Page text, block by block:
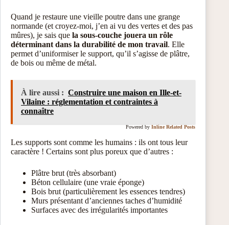
Quand je restaure une vieille poutre dans une grange
normande (et croyez-moi, j’en ai vu des vertes et des pas
mûres), je sais que la sous-couche jouera un rôle
déterminant dans la durabilité de mon travail. Elle
permet d’uniformiser le support, qu’il s’agisse de plâtre,
de bois ou même de métal.
À lire aussi : Construire une maison en Ille-et-
Vilaine : réglementation et contraintes à
connaître
Powered by Inline Related Posts
Les supports sont comme les humains : ils ont tous leur
caractère ! Certains sont plus poreux que d’autres :
Plâtre brut (très absorbant)
Béton cellulaire (une vraie éponge)
Bois brut (particulièrement les essences tendres)
Murs présentant d’anciennes taches d’humidité
Surfaces avec des irrégularités importantes